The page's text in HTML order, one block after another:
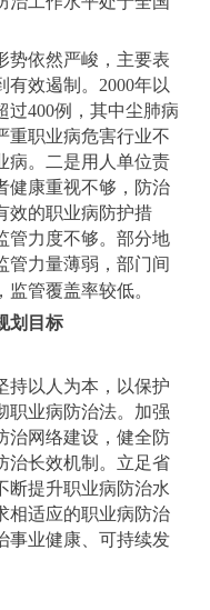
依然严峻，主要表
效遏制。 2000年以
过400例，其中尘肺病
重职业病危害行业不
病。二是用人单位责
健康重视不够，防治
效的职业病防护措
管力度不够。部分地
管力量薄弱，部门间
管覆盖率较低。
划目标
以人为本，以保护
职业病防治法。加强
治网络建设，健全防
治长效机制。立足省
断提升职业病防治水
相适应的职业病防治
事业健康、可持续发